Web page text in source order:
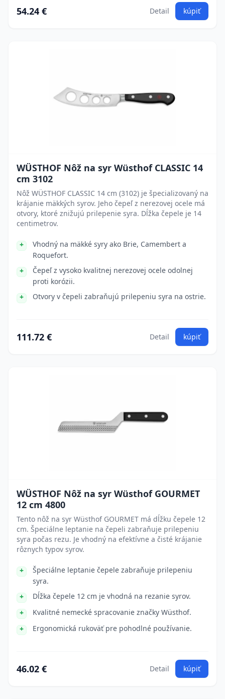
54.24 € Detail kúpiť
WÜSTHOF Nôž na syr Wüsthof CLASSIC 14
cm 3102
Nôž WÜSTHOF CLASSIC 14 cm (3102) je špecializovaný na
krájanie mäkkých syrov. Jeho čepeľ z nerezovej ocele má
otvory, ktoré znižujú prilepenie syra. Dĺžka čepele je 14
centimetrov.
Vhodný na mäkké syry ako Brie, Camembert a
Roquefort.
Čepeľ z vysoko kvalitnej nerezovej ocele odolnej
proti korózii.
Otvory v čepeli zabraňujú prilepeniu syra na ostrie.
111.72 € Detail kúpiť
WÜSTHOF Nôž na syr Wüsthof GOURMET
12 cm 4800
Tento nôž na syr Wüsthof GOURMET má dĺžku čepele 12
cm. Špeciálne leptanie na čepeli zabraňuje prilepeniu
syra počas rezu. Je vhodný na efektívne a čisté krájanie
rôznych typov syrov.
Špeciálne leptanie čepele zabraňuje prilepeniu
syra.
Dĺžka čepele 12 cm je vhodná na rezanie syrov.
Kvalitné nemecké spracovanie značky Wüsthof.
Ergonomická rukoväť pre pohodlné používanie.
46.02 € Detail kúpiť